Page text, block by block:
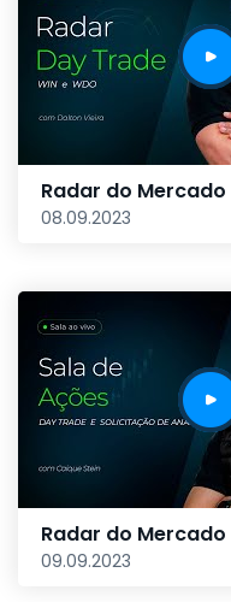
Radar do Mercado
08.09.2023
Radar do Mercado
09.09.2023